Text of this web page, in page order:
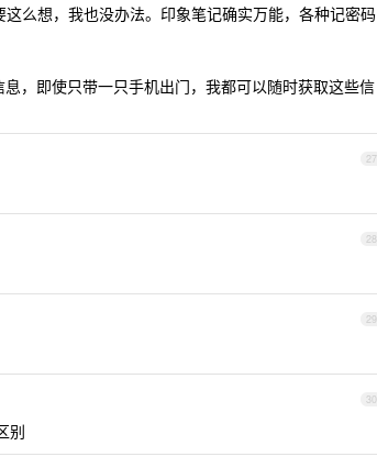
么想，我也没办法。印象笔记确实万能，各种记密码
，即使只带一只手机出门，我都可以随时获取这些信
27
28
29
30
别